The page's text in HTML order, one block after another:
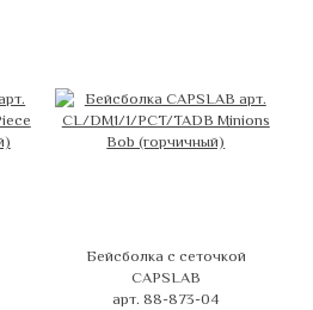
Бейсболка с сеточкой
CAPSLAB
арт. 88-873-04